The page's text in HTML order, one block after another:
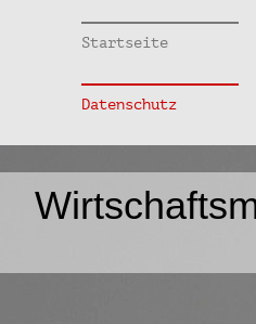
Startseite
Datenschutz